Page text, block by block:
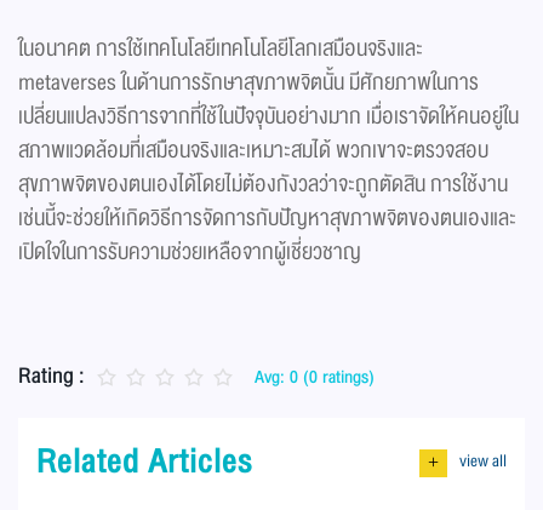
ในอนาคต การใช้เทคโนโลยีเทคโนโลยีโลกเสมือนจริงและ
metaverses ในด้านการรักษาสุขภาพจิตนั้น มีศักยภาพในการ
เปลี่ยนแปลงวิธีการจากที่ใช้ในปัจจุบันอย่างมาก เมื่อเราจัดให้คนอยู่ใน
สภาพแวดล้อมที่เสมือนจริงและเหมาะสมได้ พวกเขาจะตรวจสอบ
สุขภาพจิตของตนเองได้โดยไม่ต้องกังวลว่าจะถูกตัดสิน การใช้งาน
เช่นนี้จะช่วยให้เกิดวิธีการจัดการกับปัญหาสุขภาพจิตของตนเองและ
เปิดใจในการรับความช่วยเหลือจากผู้เชี่ยวชาญ
Rating : Avg: 0 (0 ratings)
Related Articles + view all